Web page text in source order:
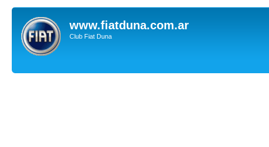
www.fiatduna.com.ar
Club Fiat Duna